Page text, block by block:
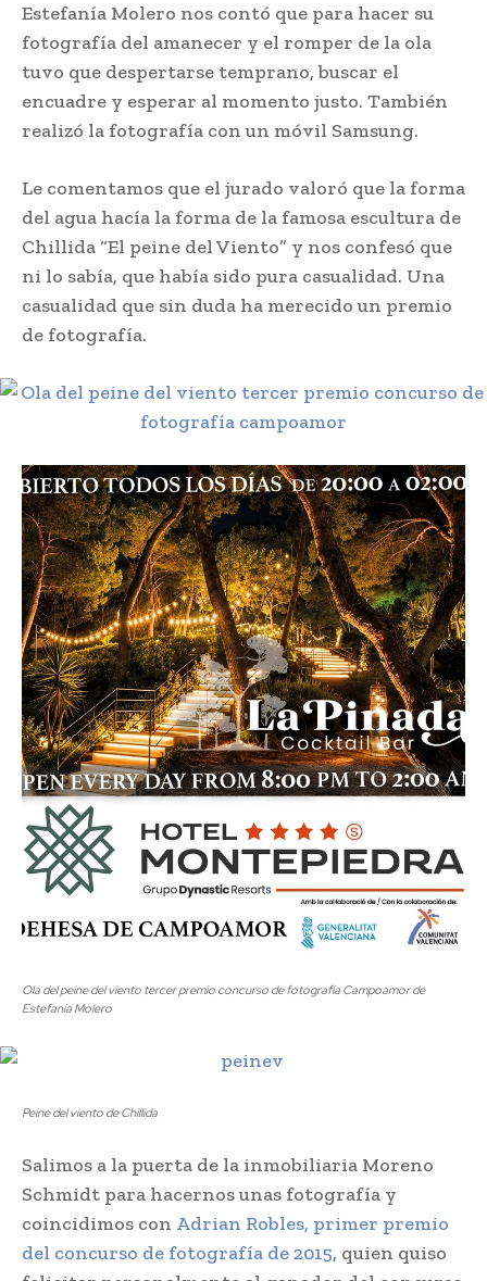
Estefanía Molero nos contó que para hacer su
fotografía del amanecer y el romper de la ola
tuvo que despertarse temprano, buscar el
encuadre y esperar al momento justo. También
realizó la fotografía con un móvil Samsung.
Le comentamos que el jurado valoró que la forma
del agua hacía la forma de la famosa escultura de
Chillida “El peine del Viento” y nos confesó que
ni lo sabía, que había sido pura casualidad. Una
casualidad que sin duda ha merecido un premio
de fotografía.
Ola del peine del viento tercer premio concurso de fotografía Campoamor de
Estefanía Molero
Peine del viento de Chillida
Salimos a la puerta de la inmobiliaria Moreno
Schmidt para hacernos unas fotografía y
coincidimos con Adrian Robles, primer premio
del concurso de fotografía de 2015, quien quiso